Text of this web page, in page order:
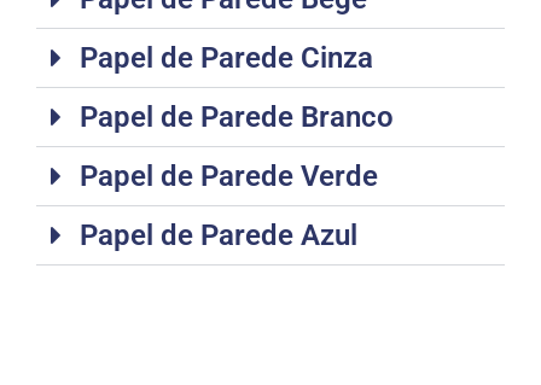
Papel de Parede Cinza
Papel de Parede Branco
Papel de Parede Verde
Papel de Parede Azul